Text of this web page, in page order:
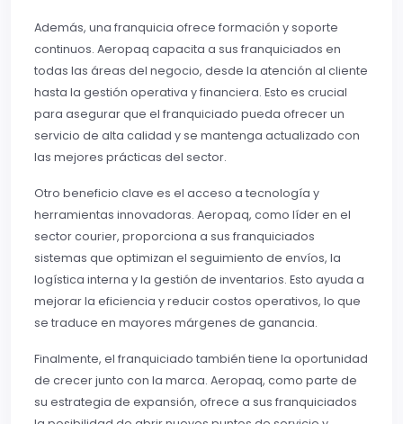
Además, una franquicia ofrece formación y soporte
continuos. Aeropaq capacita a sus franquiciados en
todas las áreas del negocio, desde la atención al cliente
hasta la gestión operativa y financiera. Esto es crucial
para asegurar que el franquiciado pueda ofrecer un
servicio de alta calidad y se mantenga actualizado con
las mejores prácticas del sector.
Otro beneficio clave es el acceso a tecnología y
herramientas innovadoras. Aeropaq, como líder en el
sector courier, proporciona a sus franquiciados
sistemas que optimizan el seguimiento de envíos, la
logística interna y la gestión de inventarios. Esto ayuda a
mejorar la eficiencia y reducir costos operativos, lo que
se traduce en mayores márgenes de ganancia.
Finalmente, el franquiciado también tiene la oportunidad
de crecer junto con la marca. Aeropaq, como parte de
su estrategia de expansión, ofrece a sus franquiciados